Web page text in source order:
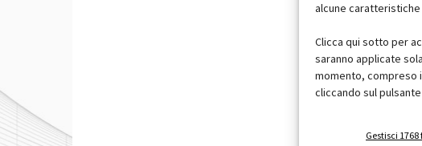
alcune caratteristiche
Clicca qui sotto per
saranno applicate
momento, compreso
cliccando sul
Gestisci